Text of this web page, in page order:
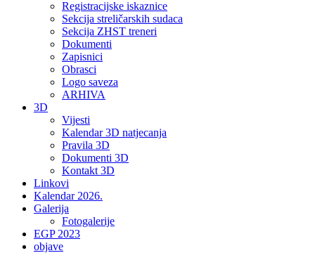
Registracijske iskaznice
Sekcija streličarskih sudaca
Sekcija ZHST treneri
Dokumenti
Zapisnici
Obrasci
Logo saveza
ARHIVA
3D
Vijesti
Kalendar 3D natjecanja
Pravila 3D
Dokumenti 3D
Kontakt 3D
Linkovi
Kalendar 2026.
Galerija
Fotogalerije
EGP 2023
objave